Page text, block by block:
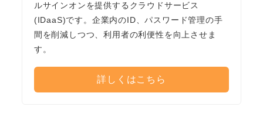
ルサインオンを提供するクラウドサービス
(IDaaS)です。企業内のID、パスワード管理の手
間を削減しつつ、利用者の利便性を向上させま
す。
詳しくはこちら